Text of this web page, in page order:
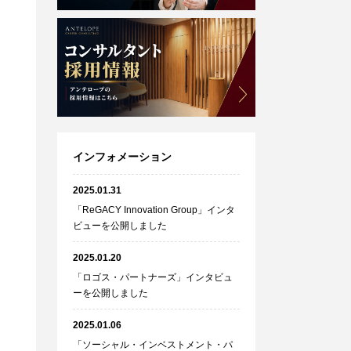
インフォメーション
2025.01.31
「ReGACY Innovation Group」インタ
ビューを公開しました
2025.01.20
「ロゴス・パートナーズ」インタビュ
ーを公開しました
2025.01.06
「ソーシャル・インベストメント・パ